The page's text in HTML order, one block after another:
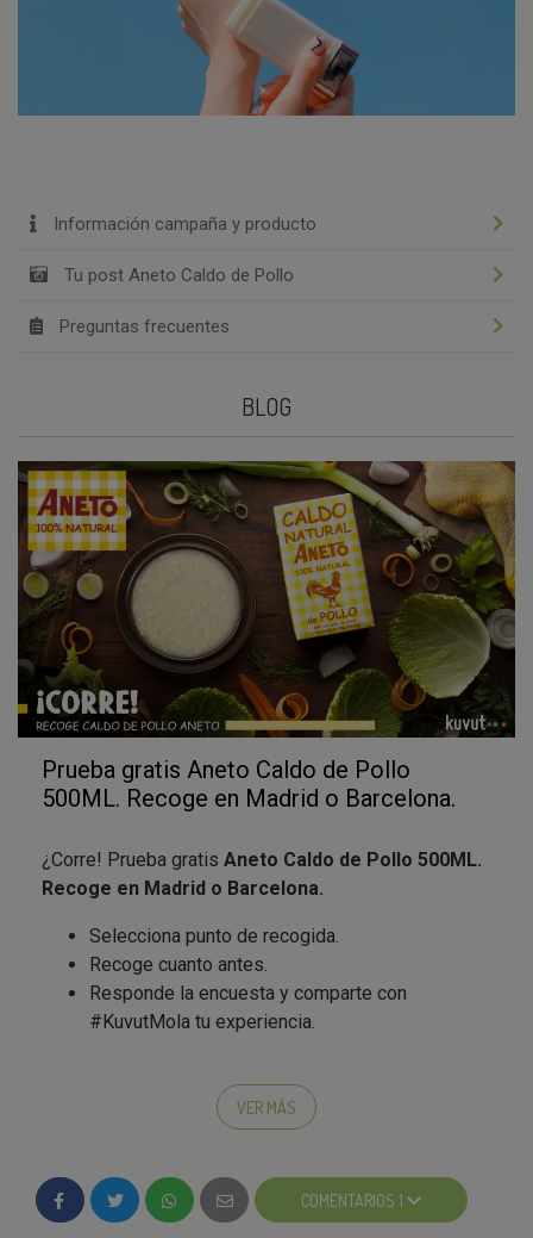
Información campaña y producto
Tu post Aneto Caldo de Pollo
Preguntas frecuentes
BLOG
Prueba gratis Aneto Caldo de Pollo
500ML. Recoge en Madrid o Barcelona.
¿Corre! Prueba gratis Aneto Caldo de Pollo 500ML.
Recoge en Madrid o Barcelona.
Selecciona punto de recogida.
Recoge cuanto antes.
Responde la encuesta y comparte con
#KuvutMola tu experiencia.
Corral y las verduras más frescas, lava
cuidadosamente todos los ingredientes, y los coce a
disfrutes el sabor de lo hecho en casa. También
disponible en 250ml, tripack (250x3ml),500ml,
VER MÁS
COMENTARIOS 1